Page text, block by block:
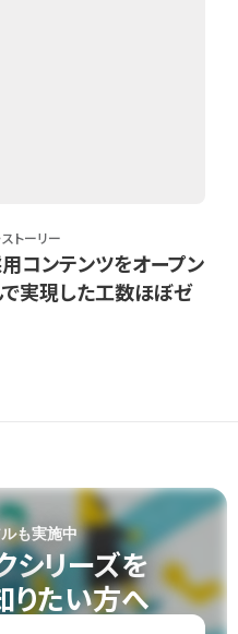
ストーリー
用コンテンツをオープン
で実現した工数ほぼゼ
も実施中
シリーズを
りたい方へ